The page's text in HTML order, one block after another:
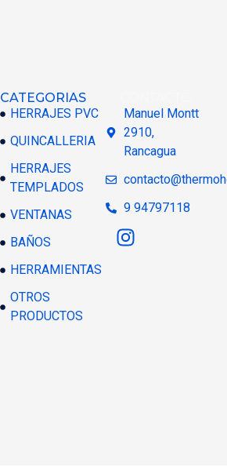
CATEGORIAS
HERRAJES PVC
QUINCALLERIA
HERRAJES
TEMPLADOS
VENTANAS
BAÑOS
HERRAMIENTAS
OTROS
PRODUCTOS
Manuel Montt
2910,
Rancagua
9 94797118